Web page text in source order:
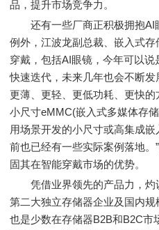
品，提升市场竞争力。
还有一些厂商正积极拥抱AI
例外，江波龙副总裁、嵌入式
穿戴，包括AI眼镜，今年可以
快速迭代，未来几年也会不断发
更薄、更轻、更低功耗、更快
小尺寸eMMC(嵌入式多媒体存
用场景开发的小尺寸或高集成
前也已经有一些实际案例落地
固其在智能穿戴市场的优势。
凭借业界领先的产品力，灼
第二大独立存储器企业及国内
也是少数在存储器B2B和B2C市